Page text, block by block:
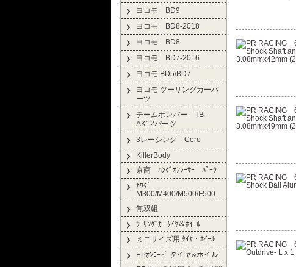
ヨコモ BD9
ヨコモ BD8-2018
ヨコモ BD8
ヨコモ BD7-2016
ヨコモ BD5/BD7
ヨコモ ツーリングカーパ
ーツ
チームボンバー TB-
AK12パーツ
3レーシング Cero
KillerBody
京商 ﾊﾝｸﾞｵﾝﾚｰｻｰ ﾊﾟｰﾂ
ｶﾜﾀﾞ
M300/M400/M500/F500
無双組
ﾂｰﾘﾝｸﾞｶｰ ﾀｲﾔ＆ﾎｲｰﾙ
ミニサイズ用 ﾀｲﾔ・ﾎｲｰﾙ
EPｵﾝﾛｰﾄﾞ タイヤ&ホイル